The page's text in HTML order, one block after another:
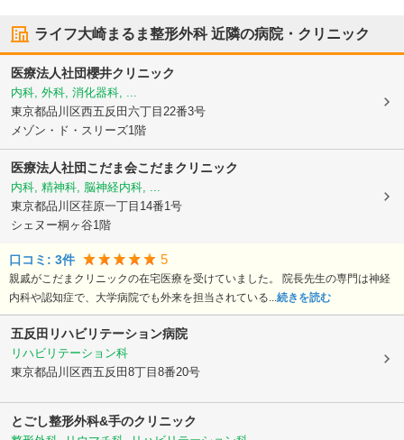
ライフ大崎まるま整形外科近隣の病院・クリニック
医療法人社団櫻井クリニック
内科, 外科, 消化器科, ...
東京都品川区西五反田六丁目22番3号
メゾン・ド・スリーズ1階
医療法人社団こだま会こだまクリニック
内科, 精神科, 脳神経内科, ...
東京都品川区荏原一丁目14番1号
シェヌー桐ヶ谷1階
口コミ: 3件 5
親戚がこだまクリニックの在宅医療を受けていました。 院長先生の専門は神経
内科や認知症で、大学病院でも外来を担当されている... 続きを読む
五反田リハビリテーション病院
リハビリテーション科
東京都品川区西五反田8丁目8番20号
とごし整形外科&手のクリニック